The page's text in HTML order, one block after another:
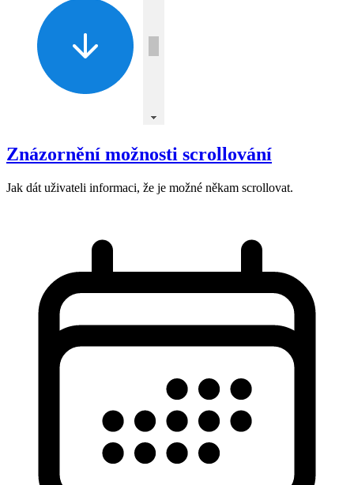
Znázornění možnosti scrollování
Jak dát uživateli informaci, že je možné někam scrollovat.